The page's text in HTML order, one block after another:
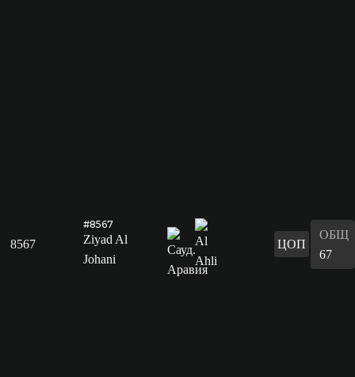
8567
#8567
Ziyad Al
Johani
ЦОП
ОБЩ
67